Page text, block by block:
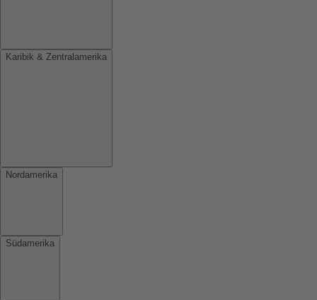
Karibik & Zentralamerika
Nordamerika
Südamerika